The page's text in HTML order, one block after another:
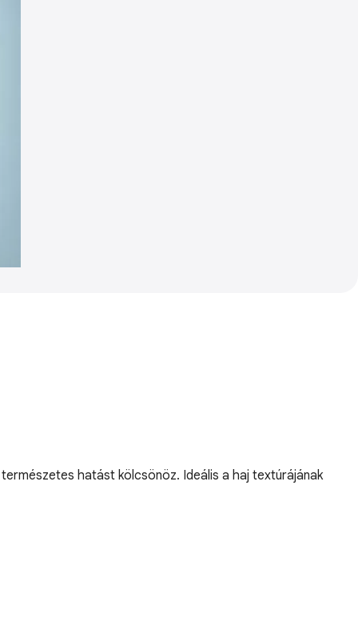
hatást kölcsönöz. Ideális a haj textúrájának